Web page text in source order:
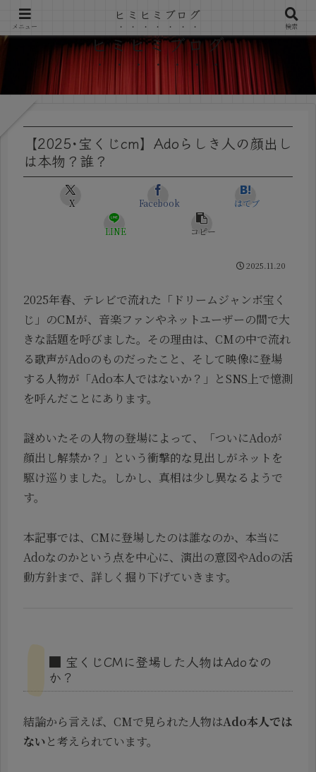
ヒミヒミブログ
【2025･宝くじcm】Adoらしき人の顔出し
は本物？誰？
X Facebook はてブ
LINE コピー
2025.11.20
2025年春、テレビで流れた「ドリームジャンボ宝く
じ」のCMが、音楽ファンやネットユーザーの間で大
きな話題を呼びました。その理由は、CMの中で流れ
る歌声がAdoのものだったこと、そして映像に登場
する人物が「Ado本人ではないか？」とSNS上で憶測
を呼んだことにあります。
謎めいたその人物の登場によって、「ついにAdoが
顔出し解禁か？」という衝撃的な見出しがネットを
駆け巡りました。しかし、真相は少し異なるようで
す。
本記事では、CMに登場したのは誰なのか、本当に
Adoなのかという点を中心に、演出の意図やAdoの活
動方針まで、詳しく掘り下げていきます。
■ 宝くじCMに登場した人物はAdoなの
か？
結論から言えば、CMで見られた人物はAdo本人では
ないと考えられています。
メニュー
ヒミヒミブログ
検索